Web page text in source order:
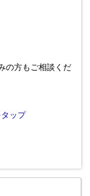
の方もご相談くだ
ップ